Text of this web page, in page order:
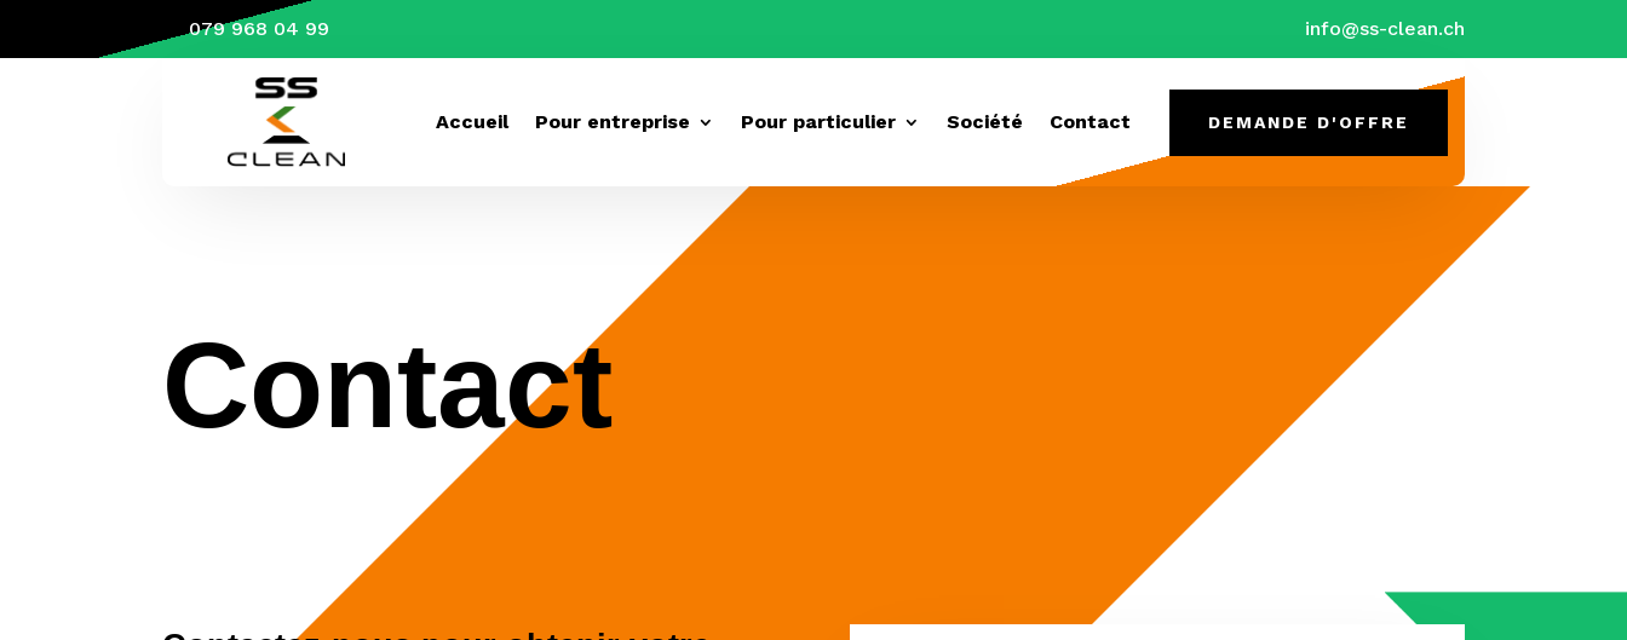
079 968 04 99 info@ss-clean.ch
Accueil Pour entreprise Pour particulier Société Contact DEMANDE D'OFFRE
Contact